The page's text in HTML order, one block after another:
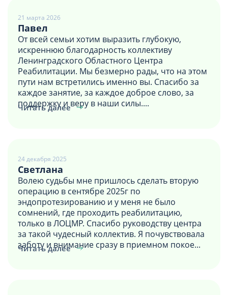
21 марта 2026
Павел
От всей семьи хотим выразить глубокую,
искреннюю благодарность коллективу
Ленинградского Областного Центра
Реабилитации. Мы безмерно рады, что на этом
пути нам встретились именно вы. Спасибо за
каждое занятие, за каждое доброе слово, за
поддержку и веру в наши силы....
Читать далее
24 декабря 2025
Светлана
Волею судьбы мне пришлось сделать вторую
операцию в сентябре 2025г по
эндопротезированию и у меня не было
сомнений, где проходить реабилитацию,
только в ЛОЦМР. Спасибо руководству центра
за такой чудесный коллектив. Я почувствовала
заботу и внимание сразу в приемном покое...
Читать далее